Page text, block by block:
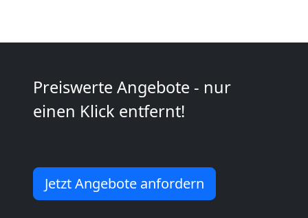
Preiswerte Angebote - nur
einen Klick entfernt!
Jetzt Angebote anfordern
Möbeltransport
National
Möbeltransport
International